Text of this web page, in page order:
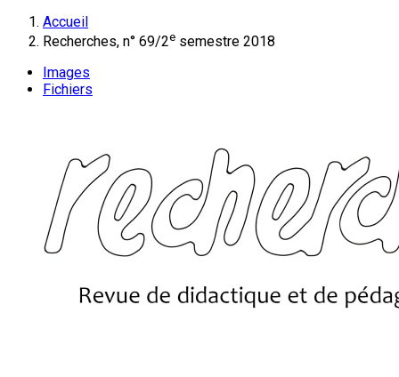
Accueil
Recherches, n° 69/2e semestre 2018
Images
Fichiers